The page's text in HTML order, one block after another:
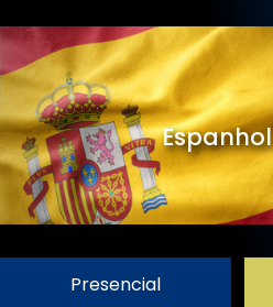
Espanhol
Presencial